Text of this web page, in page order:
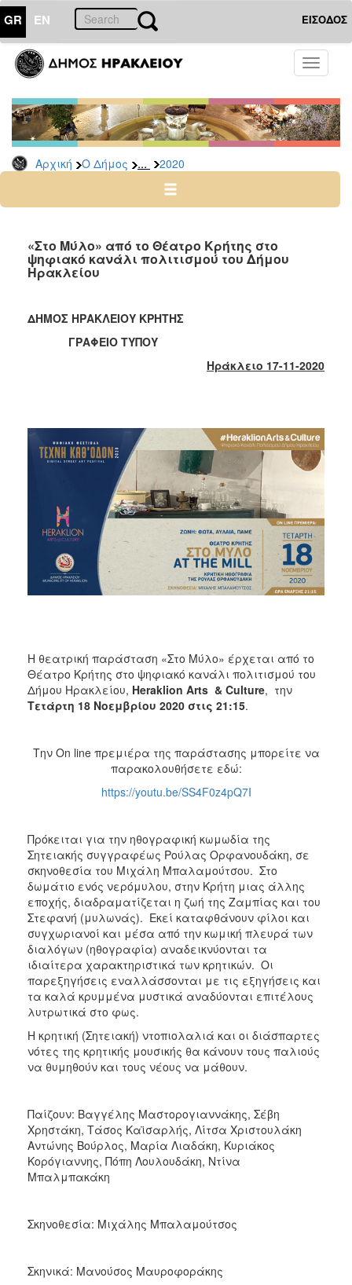
GR EN ΕΙΣΟΔΟΣ
Toggle
Αρχική Ο Δήμος ... 2020
ΔΗΜΟΣ
Δελτία
Τύπου
Αρχείο
2026
2024
2022
2021
2015
2013
2010
2006
ΠΟΛΙΤΙΣΜΟΣ
ΑΝΘΕΚΤΙΚΗ
«Στο Μύλο» από το Θέατρο Κρήτης στο
ψηφιακό κανάλι πολιτισμού του Δήμου
Ηρακλείου
ΔΗΜΟΣ ΗΡΑΚΛΕΙΟΥ ΚΡΗΤΗΣ
ΓΡΑΦΕΙΟ ΤΥΠΟΥ
Ηράκλειο 17-11-2020
Η θεατρική παράσταση «Στο Μύλο» έρχεται από το
Θέατρο Κρήτης στο ψηφιακό κανάλι πολιτισμού του
Δήμου Ηρακλείου, Heraklion Arts & Culture, την
Τετάρτη 18 Νοεμβρίου 2020 στις 21:15.
Την On line πρεμιέρα της παράστασης μπορείτε να
παρακολουθήσετε εδώ:
https://youtu.be/SS4F0z4pQ7I
Πρόκειται για την ηθογραφική κωμωδία της
Σητειακής συγγραφέως Ρούλας Ορφανουδάκη, σε
σκηνοθεσία του Μιχάλη Μπαλαμούτσου. Στο
δωμάτιο ενός νερόμυλου, στην Κρήτη μιας άλλης
εποχής, διαδραματίζεται η ζωή της Ζαμπίας και του
Στεφανή (μυλωνάς). Εκεί καταφθάνουν φίλοι και
συγχωριανοί και μέσα από την κωμική πλευρά των
διαλόγων (ηθογραφία) αναδεικνύονται τα
ιδιαίτερα χαρακτηριστικά των κρητικών. Οι
παρεξηγήσεις εναλλάσσονται με τις εξηγήσεις και
τα καλά κρυμμένα μυστικά αναδύονται επιτέλους
λυτρωτικά στο φως.
Η κρητική (Σητειακή) ντοπιολαλιά και οι διάσπαρτες
νότες της κρητικής μουσικής θα κάνουν τους παλιούς
να θυμηθούν και τους νέους να μάθουν.
Παίζουν: Βαγγέλης Μαστορογιαννάκης, Σέβη
Χρηστάκη, Τάσος Καϊσαρλής, Λίτσα Χριστουλάκη
Αντώνης Βούρλος, Μαρία Λιαδάκη, Κυριάκος
Κορόγιαννης, Πόπη Λουλουδάκη, Ντίνα
Μπαλμπακάκη
Σκηνοθεσία: Μιχάλης Μπαλαμούτσος
Σκηνικά: Μανούσος Μαυροφοράκης